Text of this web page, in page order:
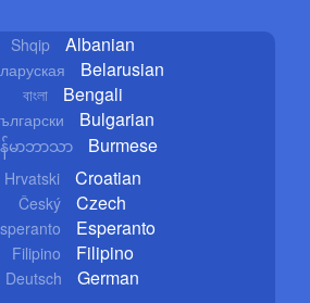
Shqip Albanian
Belarusian
বাংলা Bengali
Bulgarian
န်မာဘာသာ Burmese
Hrvatski Croatian
Český Czech
Esperanto
Filipino Filipino
Deutsch German